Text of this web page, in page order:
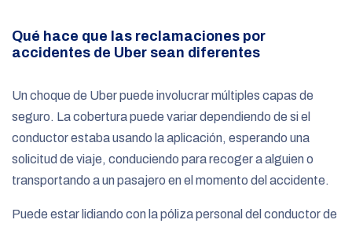
Qué hace que las reclamaciones por
accidentes de Uber sean diferentes
Un choque de Uber puede involucrar múltiples capas de
seguro. La cobertura puede variar dependiendo de si el
conductor estaba usando la aplicación, esperando una
solicitud de viaje, conduciendo para recoger a alguien o
transportando a un pasajero en el momento del accidente.
Puede estar lidiando con la póliza personal del conductor de